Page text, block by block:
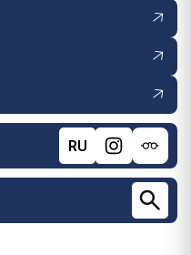
RU